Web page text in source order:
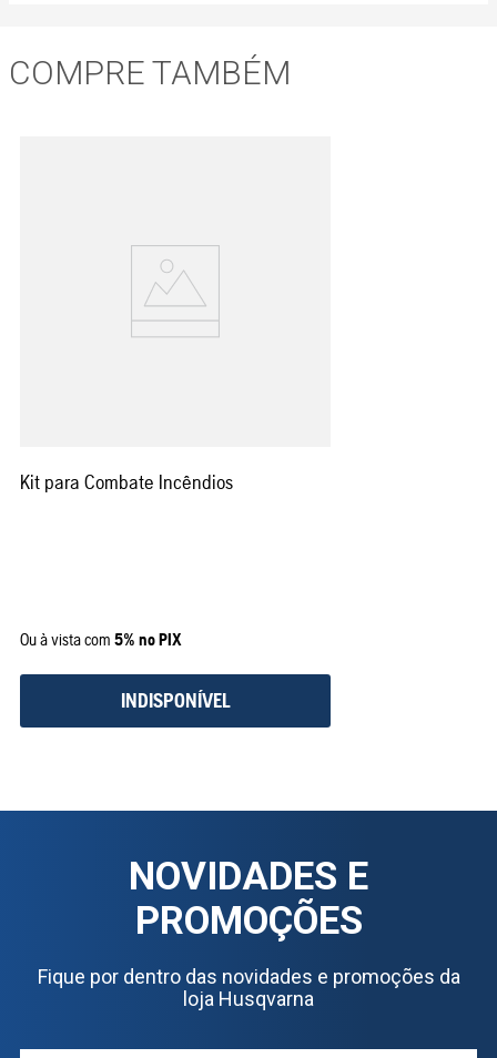
COMPRE TAMBÉM
Kit para Combate Incêndios
Ou à vista com 5% no PIX
INDISPONÍVEL
NOVIDADES E
PROMOÇÕES
Fique por dentro das novidades e promoções da
loja Husqvarna